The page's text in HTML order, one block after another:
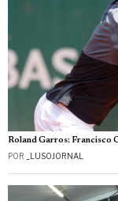
Roland Garros: Francisco
POR _LUSOJORNAL